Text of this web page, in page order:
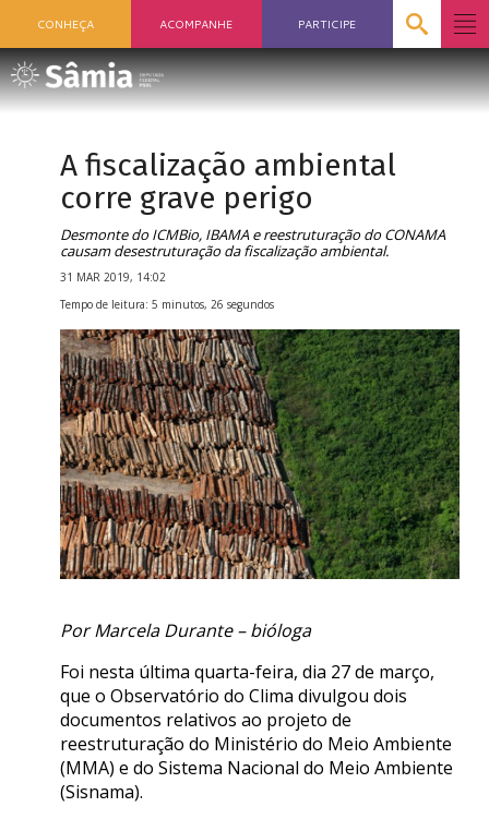
CONHEÇA ACOMPANHE PARTICIPE
A fiscalização ambiental
corre grave perigo
Desmonte do ICMBio, IBAMA e reestruturação do CONAMA
causam desestruturação da fiscalização ambiental.
31 MAR 2019, 14:02
Tempo de leitura: 5 minutos, 26 segundos
Por Marcela Durante – bióloga
Foi nesta última quarta-feira, dia 27 de março,
que o Observatório do Clima divulgou dois
documentos relativos ao projeto de
reestruturação do Ministério do Meio Ambiente
(MMA) e do Sistema Nacional do Meio Ambiente
(Sisnama).